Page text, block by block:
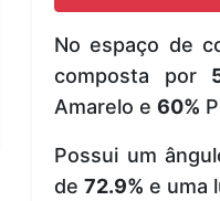
No espaço de
composta por
Amarelo e 60%
Possui um
de 72.9% e uma